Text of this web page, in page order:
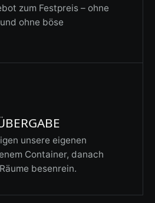
zum Festpreis – ohne
ohne böse
unsere eigenen
Container, danach
besenrein.